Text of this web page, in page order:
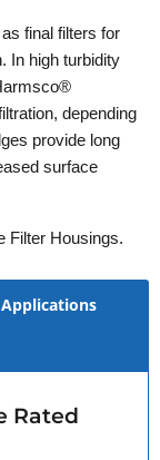
final filters for
In high turbidity
depending
provide long
surface
Filter Housings.
Applications
Rated